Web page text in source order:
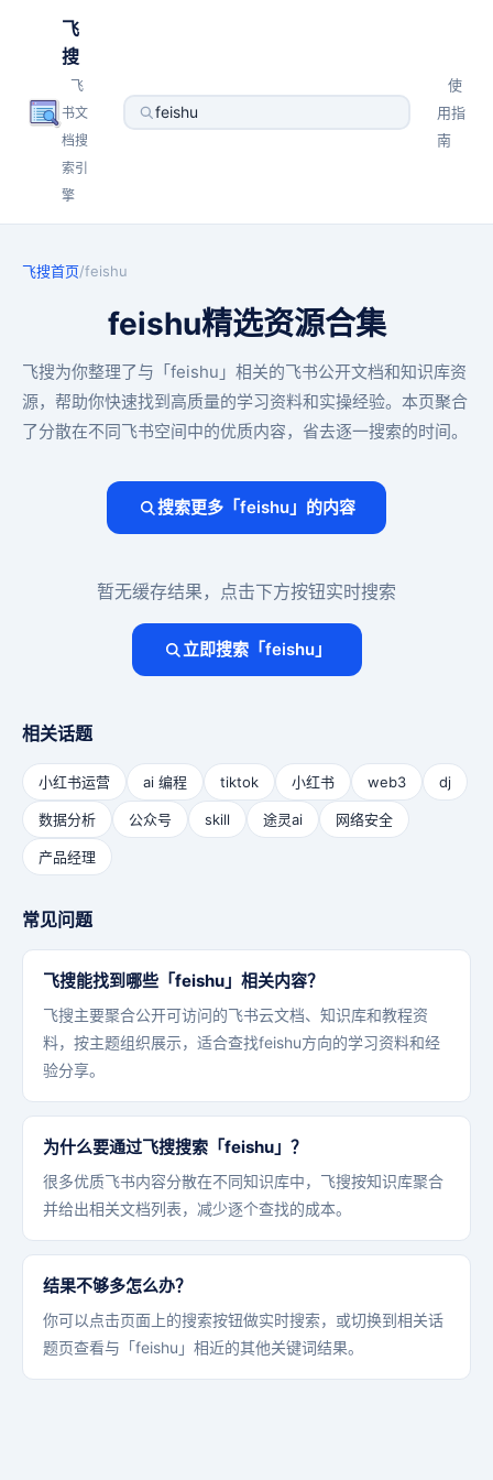
飞
搜
飞
书文
档搜
索引
擎
使
用指
南
飞搜首页/feishu
feishu精选资源合集
飞搜为你整理了与「feishu」相关的飞书公开文档和知识库资
源，帮助你快速找到高质量的学习资料和实操经验。本页聚合
了分散在不同飞书空间中的优质内容，省去逐一搜索的时间。
搜索更多「feishu」的内容
暂无缓存结果，点击下方按钮实时搜索
立即搜索「feishu」
相关话题
小红书运营 ai 编程 tiktok 小红书 web3 dj
数据分析 公众号 skill 途灵ai 网络安全
产品经理
常见问题
飞搜能找到哪些「feishu」相关内容？
飞搜主要聚合公开可访问的飞书云文档、知识库和教程资
料，按主题组织展示，适合查找feishu方向的学习资料和经
验分享。
为什么要通过飞搜搜索「feishu」？
很多优质飞书内容分散在不同知识库中，飞搜按知识库聚合
并给出相关文档列表，减少逐个查找的成本。
结果不够多怎么办？
你可以点击页面上的搜索按钮做实时搜索，或切换到相关话
题页查看与「feishu」相近的其他关键词结果。